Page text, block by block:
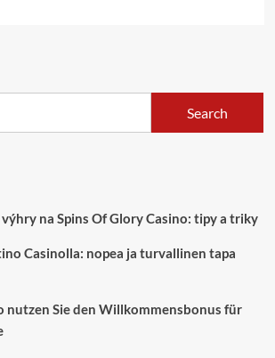
Search
na Spins Of Glory Casino: tipy a triky
Casinolla: nopea ja turvallinen tapa
nutzen Sie den Willkommensbonus für